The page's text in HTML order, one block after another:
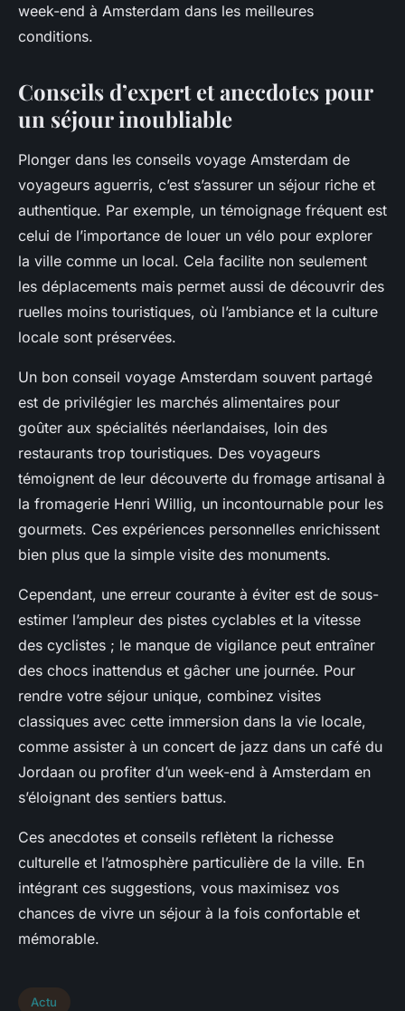
week-end à Amsterdam dans les meilleures
conditions.
Conseils d’expert et anecdotes pour
un séjour inoubliable
Plonger dans les conseils voyage Amsterdam de
voyageurs aguerris, c’est s’assurer un séjour riche et
authentique. Par exemple, un témoignage fréquent est
celui de l’importance de louer un vélo pour explorer
la ville comme un local. Cela facilite non seulement
les déplacements mais permet aussi de découvrir des
ruelles moins touristiques, où l’ambiance et la culture
locale sont préservées.
Un bon conseil voyage Amsterdam souvent partagé
est de privilégier les marchés alimentaires pour
goûter aux spécialités néerlandaises, loin des
restaurants trop touristiques. Des voyageurs
témoignent de leur découverte du fromage artisanal à
la fromagerie Henri Willig, un incontournable pour les
gourmets. Ces expériences personnelles enrichissent
bien plus que la simple visite des monuments.
Cependant, une erreur courante à éviter est de sous-
estimer l’ampleur des pistes cyclables et la vitesse
des cyclistes ; le manque de vigilance peut entraîner
des chocs inattendus et gâcher une journée. Pour
rendre votre séjour unique, combinez visites
classiques avec cette immersion dans la vie locale,
comme assister à un concert de jazz dans un café du
Jordaan ou profiter d’un week-end à Amsterdam en
s’éloignant des sentiers battus.
Ces anecdotes et conseils reflètent la richesse
culturelle et l’atmosphère particulière de la ville. En
intégrant ces suggestions, vous maximisez vos
chances de vivre un séjour à la fois confortable et
mémorable.
Actu